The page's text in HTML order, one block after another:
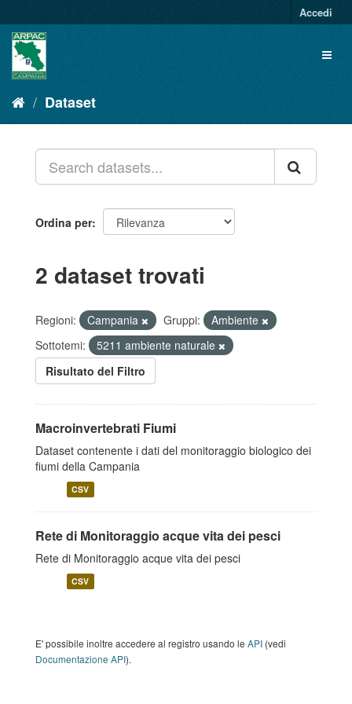
al
contenuto
Accedi
Dataset
Ordina per
2 dataset trovati
Regioni: Campania Gruppi:
Ambiente
Sottotemi:
5211 ambiente naturale
Risultato del Filtro
Macroinvertebrati Fiumi
Dataset contenente i dati del monitoraggio biologico dei
fiumi della Campania
CSV
Rete di Monitoraggio acque vita dei pesci
Rete di Monitoraggio acque vita dei pesci
CSV
E' possibile inoltre accedere al registro usando le API (vedi
Documentazione API).